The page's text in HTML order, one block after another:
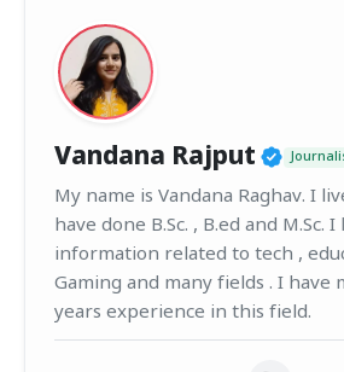
Vandana Rajput
My name is Vandana Raghav. I
have done B.Sc. , B.ed and M.Sc.
information related to tech ,
Gaming and many fields . I have
years experience in this field.